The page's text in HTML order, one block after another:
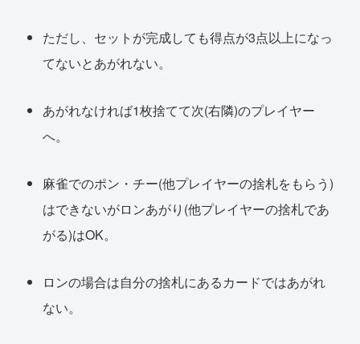
ただし、セットが完成しても得点が3点以上になっ
てないとあがれない。
あがれなければ1枚捨てて次(右隣)のプレイヤー
へ。
麻雀でのポン・チー(他プレイヤーの捨札をもらう)
はできないがロンあがり(他プレイヤーの捨札であ
がる)はOK。
ロンの場合は自分の捨札にあるカードではあがれ
ない。